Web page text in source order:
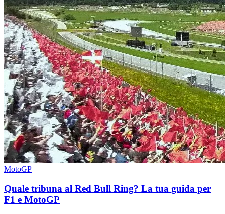
MotoGP
Quale tribuna al Red Bull Ring? La tua guida per
F1 e MotoGP